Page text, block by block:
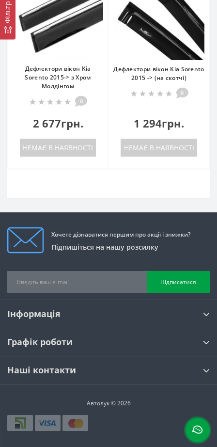
Фільтр
Дефлектори вікон Kia
Sorento 2015-> з Хром
Молдінгом
0
2 677грн.
НЕМАЄ В НАЯВНОСТІ
Дефлектори вікон Kia Sorento
2015 -> (на скотчі)
0
1 294грн.
НЕМАЄ В НАЯВНОСТІ
Хочете дізнаватися першим про акції і знижки?
Підпишіться на нашу розсилку
Підписатися
Інформація
Графік роботи
Наші контакти
Автолук © 2026